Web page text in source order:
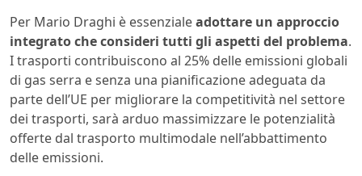
Per Mario Draghi è essenzialeadottare un approccio
integrato che consideri tutti gli aspetti del problema.
I trasporti contribuiscono al 25% delle emissioni globali
di gas serra e senza una pianificazione adeguata da
parte dell’UE per migliorare la competitività nel settore
dei trasporti, sarà arduo massimizzare le potenzialità
offerte dal trasporto multimodale nell’abbattimento
delle emissioni.